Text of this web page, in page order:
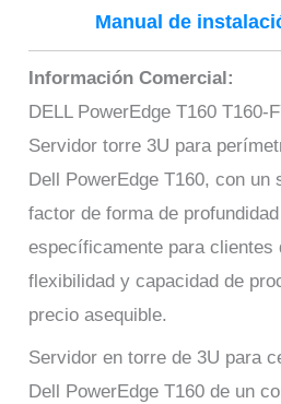
Manual de
Información Comercial:
DELL PowerEdge T160 T160-
Servidor torre 3U para
Dell PowerEdge T160, con un
factor de forma de
específicamente para clientes
flexibilidad y capacidad de
precio asequible.
Servidor en torre de 3U para
Dell PowerEdge T160 de un